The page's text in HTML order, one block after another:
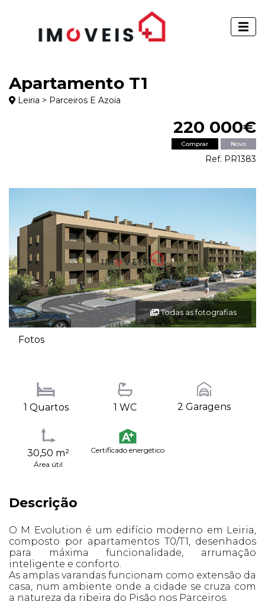
Apartamento T1
Leiria > Parceiros E Azoia
220 000€
Comprar Novo
Ref. PR1383
Todas as fotografias
Fotos
1 Quartos 1 WC 2 Garagens
30,50 m²
Área útil
Certificado energético
Descrição
O M Evolution é um edifício moderno em Leiria,
composto por apartamentos T0/T1, desenhados
para máxima funcionalidade, arrumação
inteligente e conforto.
As amplas varandas funcionam como extensão da
casa, num ambiente onde a cidade se cruza com
a natureza da ribeira do Pisão nos Parceiros.